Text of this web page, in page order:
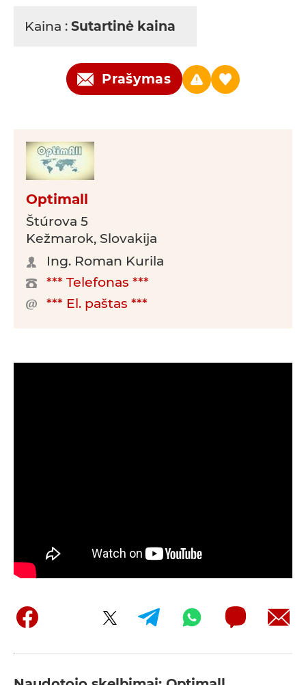
Kaina : Sutartinė kaina
Prašymas
Optimall
Štúrova 5
Kežmarok, Slovakija
Ing. Roman Kurila
*** Telefonas ***
*** El. paštas ***